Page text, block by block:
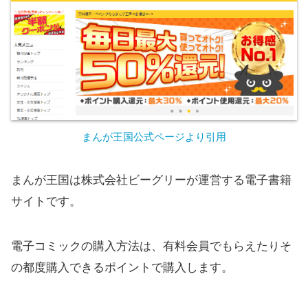
まんが王国公式ページより引用
まんが王国は株式会社ビーグリーが運営する電子書籍
サイトです。
電子コミックの購入方法は、有料会員でもらえたりそ
の都度購入できるポイントで購入します。